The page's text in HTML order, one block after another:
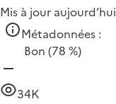
Mis à jour aujourd’hui
Métadonnées :
Bon (78 %)
34K